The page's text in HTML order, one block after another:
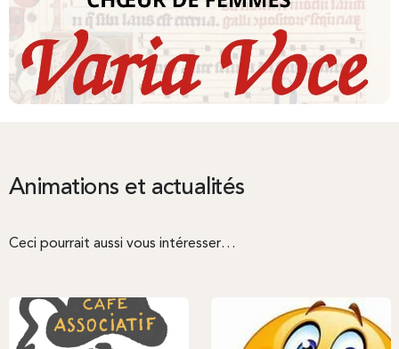
Animations et actualités
Ceci pourrait aussi vous intéresser…